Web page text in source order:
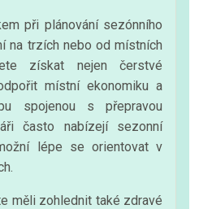
při plánování sezónního
na trzích nebo od místních
získat nejen čerstvé
místní ekonomiku a
spojenou s přepravou
často nabízejí sezonní
lépe se orientovat v
měli zohlednit také zdravé